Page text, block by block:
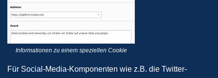
Informationen zu einem speziellen Cookie
Für Social-Media-Komponenten wie z.B. die Twitter-